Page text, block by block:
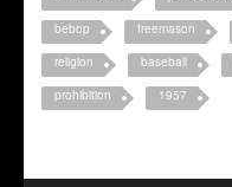
bebop
freemason
religion
baseball
prohibition
1957